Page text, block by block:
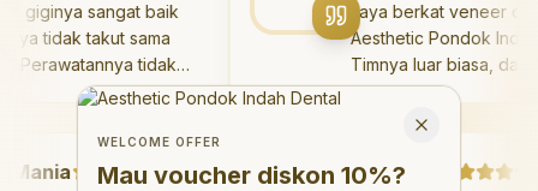
giginya sangat baik
saya tidak takut sama
Perawatannya tidak
dan saya bisa bermain
suka pergi ke dokter
sekarang!"
saya berkat veneer
Aesthetic Pondok
Timnya luar biasa,
hasilnya melebihi
saya. Saya
hari.Debby Sahertian
Welcome Offer
Mau voucher diskon <strong>10%</strong>?
WELCOME OFFER
Mau voucher diskon 10%?
Close